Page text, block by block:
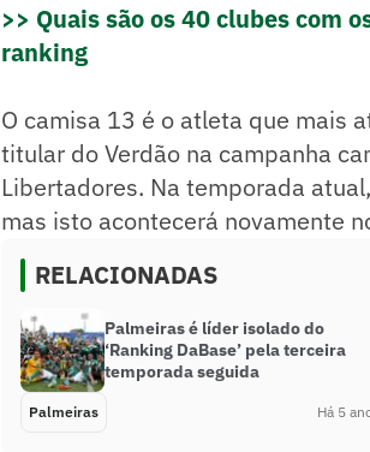
>> Quais são os 40 clubes com
ranking
O camisa 13 é o atleta que mais
titular do Verdão na campanha
Libertadores. Na temporada
mas isto acontecerá novamente
RELACIONADAS
Palmeiras é líder isolado do
‘Ranking DaBase’ pela terceira
temporada seguida
Palmeiras Há 5